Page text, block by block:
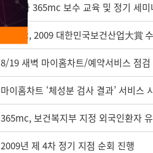
제 19차 365mc 보수 교육 및 정기 세미
365mc, 2009 대한민국보건산업大賞
8/19 새벽 마이홈차트/예약서비스 점검
마이홈차트 ‘체성분 검사 결과’ 서비스
365mc, 보건복지부 지정 외국인환자
2009년 제 4차 정기 지점 순회 진행